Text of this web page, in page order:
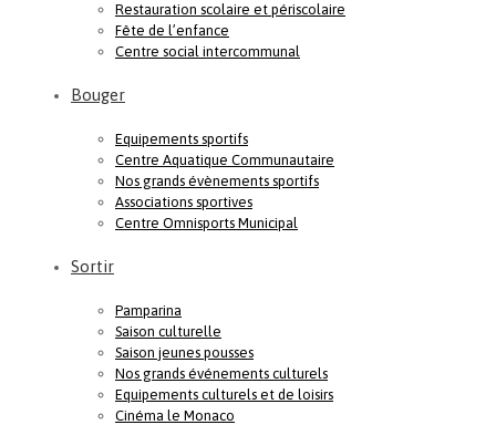
Restauration scolaire et périscolaire
Fête de l’enfance
Centre social intercommunal
Bouger
Equipements sportifs
Centre Aquatique Communautaire
Nos grands évènements sportifs
Associations sportives
Centre Omnisports Municipal
Sortir
Pamparina
Saison culturelle
Saison jeunes pousses
Nos grands événements culturels
Equipements culturels et de loisirs
Cinéma le Monaco